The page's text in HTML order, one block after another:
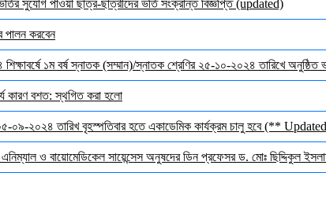
সুযোগ পাওয়া ছাত্র-ছাত্রীদের ভর্তি সংক্রান্ত বিজ্ঞপ্তি (updated)
পালন করবেন
১ম বর্ষ স্নাতক (সম্মান)/স্নাতক শ্রেণির ২৫-১০-২০২৪ তারিখে অনুষ্ঠিত
কারণ বশত: স্থগিত করা হলো
০৯-২০২৪ তারিখ বৃহস্পতিবার হতে একাডেমিক কার্যক্রম চালু হবে (**
ও বায়োমেডিকেল সায়েন্সেস অনুষদের ডিন প্রফেসর ড. মোঃ ছিদ্দিকুল